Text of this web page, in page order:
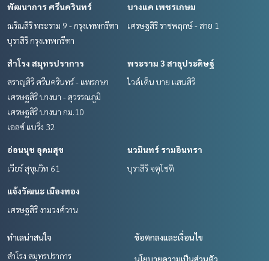
พัฒนาการ ศรีนครินทร์
ณริณสิริ พระราม 9 - กรุงเทพกรีฑา
บุราสิริ กรุงเทพกรีฑา
บางแค เพชรเกษม
เศรษฐสิริ ราชพฤกษ์ - สาย 1
สำโรง สมุทรปราการ
สราญสิริ ศรีนครินทร์ - แพรกษา
เศรษฐสิริ บางนา - สุวรรณภูมิ
เศรษฐสิริ บางนา กม.10
เอลซ์ แบริ่ง 32
พระราม 3 สาธุประดิษฐ์
ไวด์เด็น บาย แสนสิริ
อ่อนนุช อุดมสุข
เวียร์ สุขุมวิท 61
นวมินทร์ รามอินทรา
บุราสิริ จตุโชติ
แจ้งวัฒนะ เมืองทอง
เศรษฐสิริ งามวงศ์วาน
ทำเลน่าสนใจ
สำโรง สมุทรปราการ
ข้อตกลงและเงื่อนไข
นโยบายความเป็นส่วนตัว